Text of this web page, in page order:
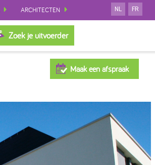
ARCHITECTEN NL FR
Zoek je uitvoerder
Maak een afspraak